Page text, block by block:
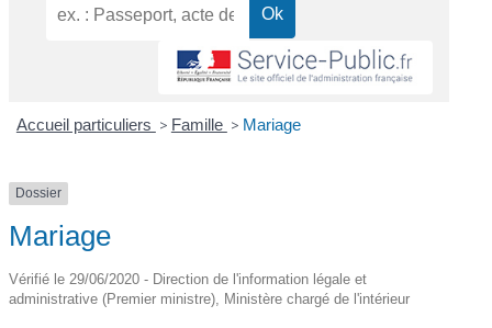
Accueil particuliers > Famille > Mariage
Dossier
Mariage
Vérifié le 29/06/2020 - Direction de l'information légale et
administrative (Premier ministre), Ministère chargé de l'intérieur